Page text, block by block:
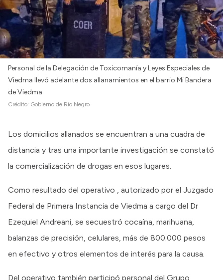
Personal de la Delegación de Toxicomanía y Leyes Especiales de
Viedma llevó adelante dos allanamientos en el barrio Mi Bandera
de Viedma
Crédito: Gobierno de Río Negro
Los domicilios allanados se encuentran a una cuadra de
distancia y tras una importante investigación se constató
la comercialización de drogas en esos lugares.
Como resultado del operativo , autorizado por el Juzgado
Federal de Primera Instancia de Viedma a cargo del Dr
Ezequiel Andreani, se secuestró cocaína, marihuana,
balanzas de precisión, celulares, más de 800.000 pesos
en efectivo y otros elementos de interés para la causa.
Del operativo también participó personal del Grupo